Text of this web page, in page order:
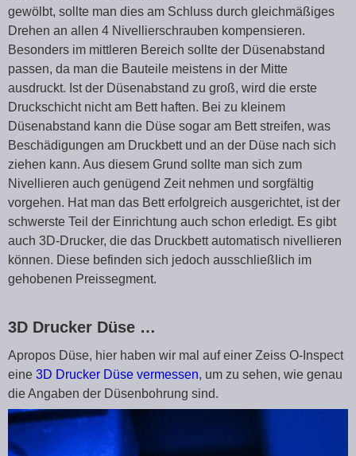
gewölbt, sollte man dies am Schluss durch gleichmäßiges
Drehen an allen 4 Nivellierschrauben kompensieren.
Besonders im mittleren Bereich sollte der Düsenabstand
passen, da man die Bauteile meistens in der Mitte
ausdruckt. Ist der Düsenabstand zu groß, wird die erste
Druckschicht nicht am Bett haften. Bei zu kleinem
Düsenabstand kann die Düse sogar am Bett streifen, was
Beschädigungen am Druckbett und an der Düse nach sich
ziehen kann. Aus diesem Grund sollte man sich zum
Nivellieren auch genügend Zeit nehmen und sorgfältig
vorgehen. Hat man das Bett erfolgreich ausgerichtet, ist der
schwerste Teil der Einrichtung auch schon erledigt. Es gibt
auch 3D-Drucker, die das Druckbett automatisch nivellieren
können. Diese befinden sich jedoch ausschließlich im
gehobenen Preissegment.
3D Drucker Düse …
Apropos Düse, hier haben wir mal auf einer Zeiss O-Inspect
eine 3D Drucker Düse vermessen, um zu sehen, wie genau
die Angaben der Düsenbohrung sind.